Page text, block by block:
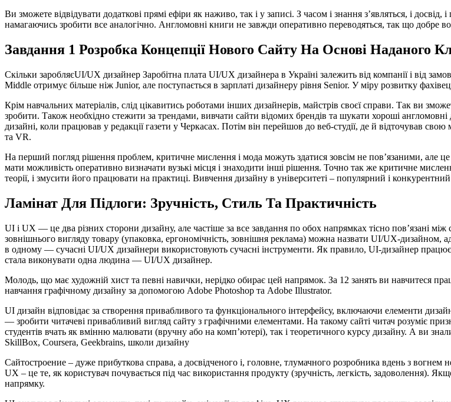
Ви зможете відвідувати додаткові прямі ефіри як наживо, так і у записі. З часом і знання з’являться, і
намагаючись зробити все аналогічно. Англомовні книги не завжди оперативно переводяться, так що добре
Завдання 1 Розробка Концепції Нового Сайту На Основі Наданого
Скільки заробляєUI/UX дизайнер Заробітна плата UI/UX дизайнера в Україні залежить від компанії і від
Middle отримує більше ніж Junior, але поступається в зарплаті дизайнеру рівня Senior. У міру розвитку
Крім навчальних матеріалів, слід цікавитись роботами інших дизайнерів, майстрів своєї справи. Так ви
зробити. Також необхідно стежити за трендами, вивчати сайти відомих брендів та шукати хороші
дизайні, коли працював у редакції газети у Черкасах. Потім він перейшов до веб-студії, де й відточував
та VR.
На перший погляд рішення проблем, критичне мислення і мода можуть здатися зовсім не пов’язаними, але
мати можливість оперативно визначати вузькі місця і знаходити інші рішення. Точно так же критичне
теорії, і змусити його працювати на практиці. Вивчення дизайну в університеті – популярний і
Ламінат Для Підлоги: Зручність, Стиль Та Практичність
UI і UX — це два різних сторони дизайну, але частіше за все завдання по обох напрямках тісно пов’язані
зовнішнього вигляду товару (упаковка, ергономічність, зовнішня реклама) можна назвати UI/UX-
в одному — сучасні UI/UX дизайнери використовують сучасні інструменти. Як правило, UI-дизайнер працює
стала виконувати одна людина — UI/UX дизайнер.
Молодь, що має художній хист та певні навички, нерідко обирає цей напрямок. За 12 занять ви навчитеся
навчання графічному дизайну за допомогою Adobe Photoshop та Adobe Illustrator.
UI дизайн відповідає за створення привабливого та функціонального інтерфейсу, включаючи елементи
— зробити читачеві привабливий вигляд сайту з графічними елементами. На такому сайті читач розуміє
студентів вчать як вмінню малювати (вручну або на комп’ютері), так і теоретичного курсу дизайну. А ви
SkillBox, Coursera, Geekbrains, школи дизайну
Сайтостроение – дуже прибуткова справа, а досвідченого і, головне, тлумачного розробника вдень з
UX – це те, як користувач почувається під час використання продукту (зручність, легкість, задоволення).
напрямку.